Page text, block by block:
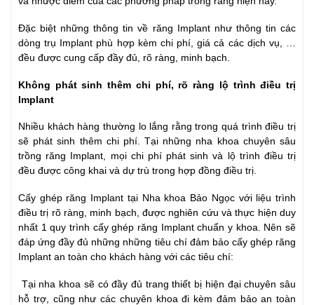
Đặc biệt những thông tin về răng Implant như thông tin các
dòng trụ Implant phù hợp kèm chi phí, giá cả các dịch vụ, …
đều được cung cấp đầy đủ, rõ ràng, minh bạch.
Không phát sinh thêm chi phí, rõ ràng lộ trình điều trị
Implant
Nhiều khách hàng thường lo lắng rằng trong quá trình điều trị
sẽ phát sinh thêm chi phí. Tại những nha khoa chuyên sâu
trồng răng Implant, mọi chi phí phát sinh và lộ trình điều trị
đều được công khai và dự trù trong hợp đồng điều trị.
Cấy ghép răng Implant tại Nha khoa Bảo Ngọc với liệu trình
điều trị rõ ràng, minh bạch, được nghiên cứu và thực hiện duy
nhất 1 quy trình cấy ghép răng Implant chuẩn y khoa. Nên sẽ
đáp ứng đầy đủ những những tiêu chí đảm bảo cấy ghép răng
Implant an toàn cho khách hàng với các tiêu chí:
Tại nha khoa sẽ có đầy đủ trang thiết bị hiện đại chuyên sâu
hỗ trợ, cũng như các chuyên khoa đi kèm đảm bảo an toàn